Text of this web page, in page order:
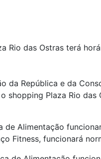
Rio das Ostras terá
da República e da
shopping Plaza Rio
Alimentação
Fitness, funcionará